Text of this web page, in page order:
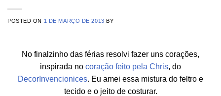
POSTED ON 1 DE MARÇO DE 2013 BY
No finalzinho das férias resolvi fazer uns corações,
inspirada no coração feito pela Chris, do
DecorInvencionices. Eu amei essa mistura do feltro e
tecido e o jeito de costurar.